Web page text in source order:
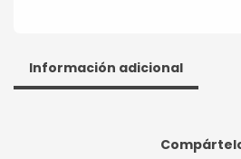
Información adicional